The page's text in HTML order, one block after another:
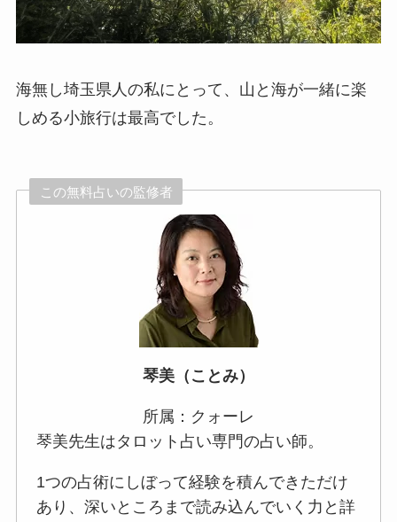
海無し埼玉県人の私にとって、山と海が一緒に楽
しめる小旅行は最高でした。
この無料占いの監修者
琴美（ことみ）
所属：クォーレ
琴美先生はタロット占い専門の占い師。
1つの占術にしぼって経験を積んできただけ
あり、深いところまで読み込んでいく力と詳